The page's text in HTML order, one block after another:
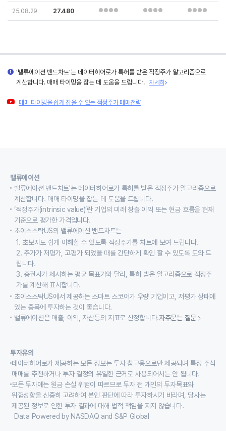
25.08.29 27.480
'밸류에이션 밴드차트'는 데이터히어로가 특허를 받은 적정주가 알고리즘으로
계산합니다. 매매 타이밍을 잡는 데 도움을 드립니다.
자세히
매매 타이밍을 쉽게 잡을 수 있는 적정주가 매매전략
밸류에이션
밸류에이션 밴드차트'는 데이터히어로가 특허를 받은 적정주가 알고리즘으로
계산합니다. 매매 타이밍을 잡는 데 도움을 드립니다.
‘적정주가(intrinsic value)’란 기업의 미래 창출 이익 또는 현금 흐름을 현재
기준으로 평가한 가격입니다.
초이스스탁US의 밸류에이션 밴드차트는
1. 초보자도 쉽게 이해할 수 있도록 적정주가를 차트에 보여 드립니다.
2. 주가가 저평가, 고평가 되었을 때를 간단하게 확인 할 수 있도록 도와 드
립니다.
3. 증권사가 제시하는 평균 목표가와 달리, 특허 받은 알고리즘으로 적정주
가를 계산해 표시합니다.
초이스스탁US에서 제공하는 스마트 스코어가 우량 기업이고, 저평가 상태에
있는 종목에 투자하는 것이 좋습니다.
밸류에이션은 매출, 이익, 자산등의 지표로 산정합니다.자주묻는 질문
투자유의
데이터히어로가 제공하는 모든 정보는 투자 참고용으로만 제공되며 특정 주식
매매를 추천하거나 투자 결정의 유일한 근거로 사용되어서는 안 됩니다.
모든 투자에는 원금 손실 위험이 따르므로 투자 전 개인의 투자목표와
위험성향을 신중히 고려하여 본인 판단에 따라 투자하시기 바라며, 당사는
제공된 정보로 인한 투자 결과에 대해 법적 책임을 지지 않습니다.
Data Powered by NASDAQ and S&P Global